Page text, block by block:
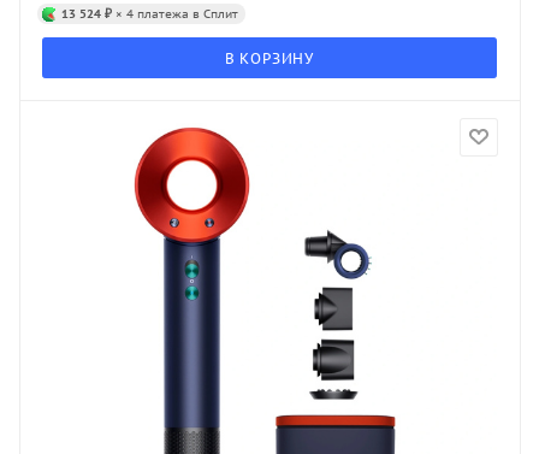
13 524 ₽ × 4 платежа в Сплит
В КОРЗИНУ